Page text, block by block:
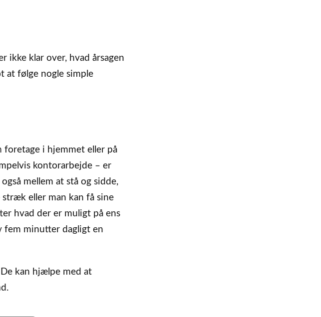
ikke klar over, hvad årsagen
at følge nogle simple
foretage i hjemmet eller på
kontorarbejde – er
mellem at stå og sidde,
eller man kan få sine
hvad der er muligt på ens
fem minutter dagligt en
kan hjælpe med at